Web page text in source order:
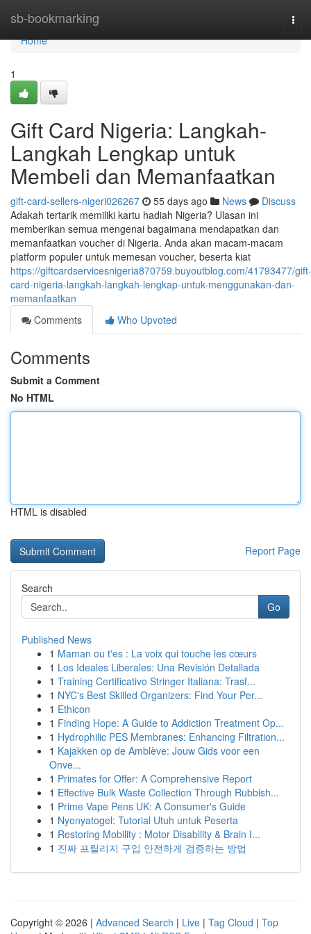
sb-bookmarking
Home
Home
1
Gift Card Nigeria: Langkah-
Langkah Lengkap untuk
Membeli dan Memanfaatkan
gift-card-sellers-nigeri026267 55 days ago News
Discuss
Adakah tertarik memiliki kartu hadiah Nigeria? Ulasan ini
memberikan semua mengenai bagaimana mendapatkan dan
memanfaatkan voucher di Nigeria. Anda akan macam-macam
platform populer untuk memesan voucher, beserta kiat
https://giftcardservicesnigeria870759.buyoutblog.com/41793477/gift-
card-nigeria-langkah-langkah-lengkap-untuk-menggunakan-dan-
memanfaatkan
Comments
Who Upvoted
Comments
Submit a Comment
No HTML
HTML is disabled
Report Page
Search
Go
Published News
1 Maman ou t'es : La voix qui touche les cœurs
1 Los Ideales Liberales: Una Revisión Detallada
1 Training Certificativo Stringer Italiana: Trasf...
1 NYC's Best Skilled Organizers: Find Your Per...
1 Ethicon
1 Finding Hope: A Guide to Addiction Treatment Op...
1 Hydrophilic PES Membranes: Enhancing Filtration...
1 Kajakken op de Amblève: Jouw Gids voor een
Onve...
1 Primates for Offer: A Comprehensive Report
1 Effective Bulk Waste Collection Through Rubbish...
1 Prime Vape Pens UK: A Consumer's Guide
1 Nyonyatogel: Tutorial Utuh untuk Peserta
1 Restoring Mobility : Motor Disability & Brain I...
1 진짜 프릴리지 구입 안전하게 검증하는 방법
Copyright © 2026 | Advanced Search | Live | Tag Cloud | Top